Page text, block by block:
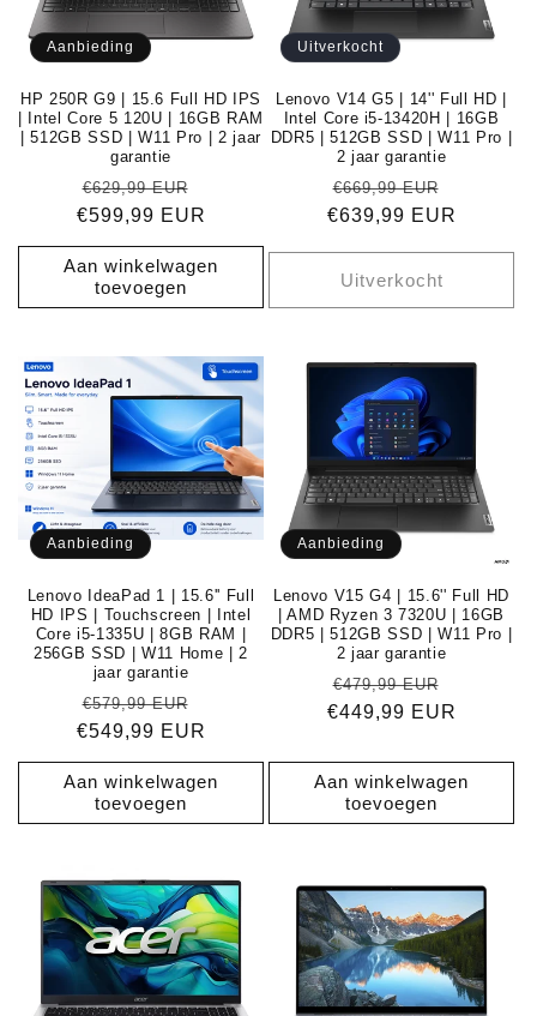
Aanbieding
HP 250R G9 | 15.6 Full HD IPS
| Intel Core 5 120U | 16GB RAM
| 512GB SSD | W11 Pro | 2 jaar
garantie
Normale
prijs
€629,99 EUR
Aanbiedingsprijs
€599,99 EUR
Aan winkelwagen
toevoegen
Uitverkocht
Lenovo V14 G5 | 14'' Full HD |
Intel Core i5-13420H | 16GB
DDR5 | 512GB SSD | W11 Pro |
2 jaar garantie
Normale
prijs
€669,99 EUR
€639,99 EUR
Uitverkocht
Aanbieding
Lenovo IdeaPad 1 | 15.6'' Full
HD IPS | Touchscreen | Intel
Core i5-1335U | 8GB RAM |
256GB SSD | W11 Home | 2
jaar garantie
Normale
prijs
€579,99 EUR
Aanbiedingsprijs
€549,99 EUR
Aan winkelwagen
toevoegen
Aanbieding
Lenovo V15 G4 | 15.6'' Full HD
| AMD Ryzen 3 7320U | 16GB
DDR5 | 512GB SSD | W11 Pro |
2 jaar garantie
Normale
prijs
€479,99 EUR
€449,99 EUR
Aan winkelwagen
toevoegen